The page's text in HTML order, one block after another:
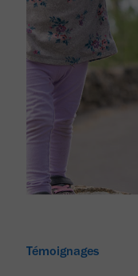
Témoignages